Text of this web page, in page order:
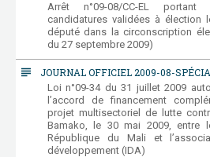
Arrêt n°09-08/CC-EL
candidatures validées à élection
député dans la circonscription
du 27 septembre 2009)
subject JOURNAL OFFICIEL 2009-08-
Loi n°09-34 du 31 juillet 2009
l’accord de financement
projet multisectoriel de lutte
Bamako, le 30 mai 2009, entre
République du Mali et
développement (IDA)